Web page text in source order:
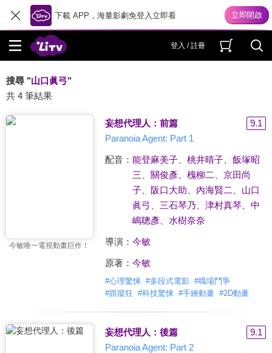
下載 APP，海量影劇免登入立即看
登入 / 註冊
搜尋 "山口眞弓"
共 4 筆結果
今敏唯一電視動畫巨作！
妄想代理人：前篇
9.1
Paranoia Agent: Part 1
配音： 能登麻美子、 桃井晴子、 飯塚昭
三
關俊彥、 槐柳二
京田尚
子、 阪口大助 內海賢二
山口
眞弓
三石琴乃 津村真琴
中
嶋聰彥、 水樹奈奈
導演： 今敏
原著： 今敏
#心理驚悚 #多段式電影 #職場鬥爭
#跟蹤狂 #科技驚悚 #手繪動畫 #2D動畫
妄想代理人：後篇
9.1
Paranoia Agent: Part 2